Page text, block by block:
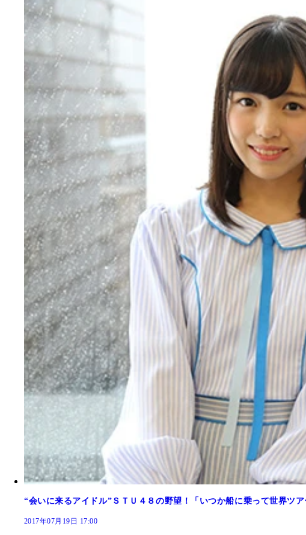
『エンタの神様』への出演でも話題となった、「ＡＫＢ４
“会いに来るアイドル”ＳＴＵ４８の野望！「いつか船に乗って世界ツ
2017年07月19日 17:00